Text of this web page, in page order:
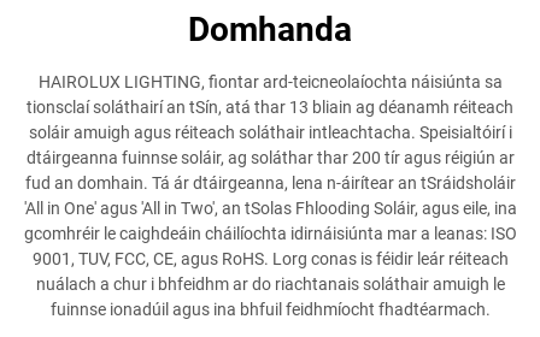
Domhanda
HAIROLUX LIGHTING, fiontar ard-teicneolaíochta náisiúnta sa
tionsclaí soláthairí an tSín, atá thar 13 bliain ag déanamh réiteach
soláir amuigh agus réiteach soláthair intleachtacha. Speisialtóirí i
dtáirgeanna fuinnse soláir, ag soláthar thar 200 tír agus réigiún ar
fud an domhain. Tá ár dtáirgeanna, lena n-áirítear an tSráidsholáir
'All in One' agus 'All in Two', an tSolas Fhlooding Soláir, agus eile, ina
gcomhréir le caighdeáin cháilíochta idirnáisiúnta mar a leanas: ISO
9001, TUV, FCC, CE, agus RoHS. Lorg conas is féidir leár réiteach
nuálach a chur i bhfeidhm ar do riachtanais soláthair amuigh le
fuinnse ionadúil agus ina bhfuil feidhmíocht fhadtéarmach.